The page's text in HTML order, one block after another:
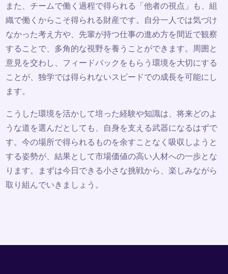
また、チームで働く過程で得られる「他者の視点」も、組
織で働くからこそ得られる財産です。自分一人では気づけ
なかった考え方や、先輩が持つ仕事の進め方を間近で観察
することで、多角的な視野を養うことができます。周囲と
意見を交わし、フィードバックをもらう環境を大切にする
ことが、独学では得られないスピードでの成長を可能にし
ます。
こうした環境を活かして培った経験や知識は、将来どのよ
うな道を選んだとしても、自身を支える武器になるはずで
す。今の場所で得られるものを余すことなく吸収しようと
する姿勢が、結果として市場価値の高い人材への一歩とな
ります。まずは今日できる小さな挑戦から、楽しみながら
取り組んでいきましょう。